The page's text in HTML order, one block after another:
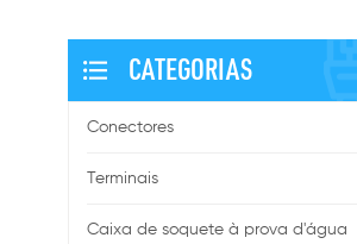
CATEGORIAS
Conectores
Terminais
Caixa de soquete à prova d'água